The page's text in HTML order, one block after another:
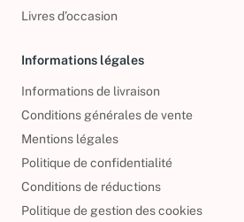
Livres d’occasion
Informations légales
Informations de livraison
Conditions générales de vente
Mentions légales
Politique de confidentialité
Conditions de réductions
Politique de gestion des cookies